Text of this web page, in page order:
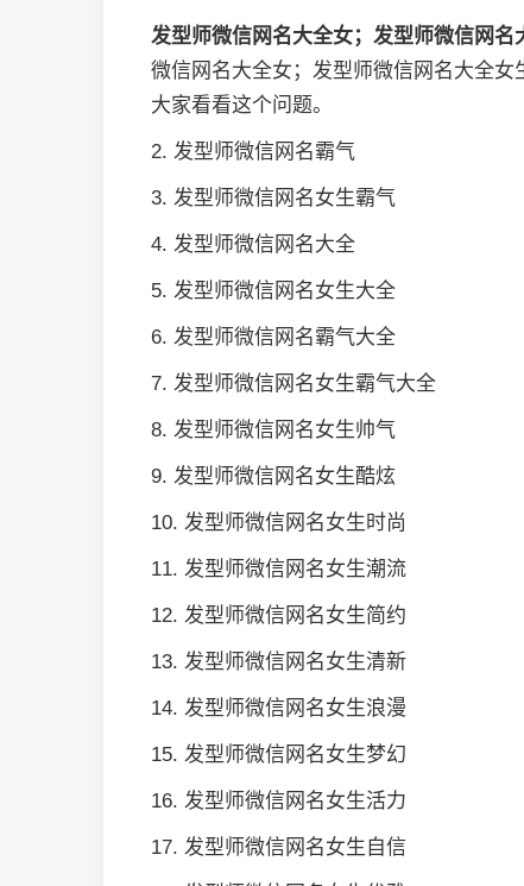
发型师微信网名大全女；发型师微信网名
微信网名大全女；发型师微信网名大全
大家看看这个问题。
2. 发型师微信网名霸气
3. 发型师微信网名女生霸气
4. 发型师微信网名大全
5. 发型师微信网名女生大全
6. 发型师微信网名霸气大全
7. 发型师微信网名女生霸气大全
8. 发型师微信网名女生帅气
9. 发型师微信网名女生酷炫
10. 发型师微信网名女生时尚
11. 发型师微信网名女生潮流
12. 发型师微信网名女生简约
13. 发型师微信网名女生清新
14. 发型师微信网名女生浪漫
15. 发型师微信网名女生梦幻
16. 发型师微信网名女生活力
17. 发型师微信网名女生自信